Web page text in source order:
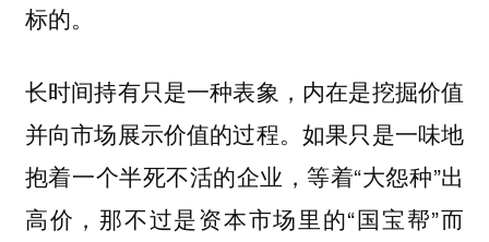
标的。
长时间持有只是一种表象，内在是挖掘价值
并向市场展示价值的过程。如果只是一味地
抱着一个半死不活的企业，等着“大怨种”出
高价，那不过是资本市场里的“国宝帮”而